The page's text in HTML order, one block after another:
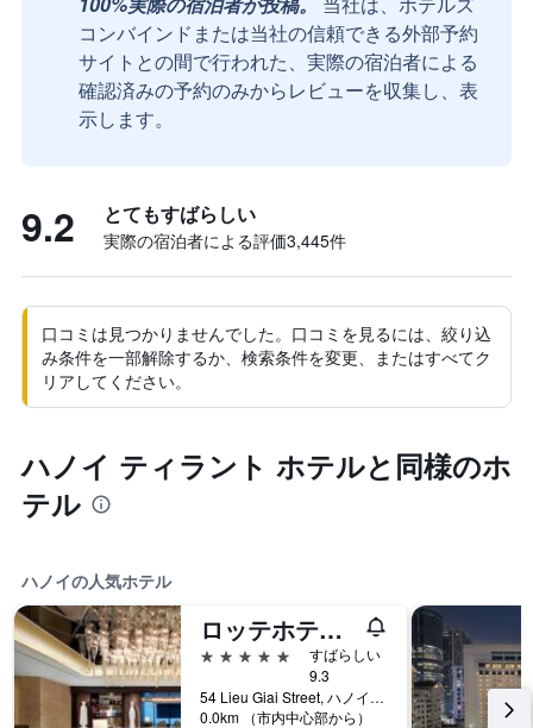
コンバインドまたは当社の信頼できる外部予約
サイトとの間で行われた、実際の宿泊者による
確認済みの予約のみからレビューを収集し、表
示します。
9.2 とてもすばらしい
実際の宿泊者による評価3,445​件
口コミは見つかりませんでした。口コミを見るには、絞り込
み条件を一部解除するか、検索条件を変更、またはすべてク
リアしてください。
ハノイ ティラント ホテルと同様のホ
テル
ハノイの人気ホテル
ロッテホテル ハノイ
5つ星
すばらしい
9.3
54 Lieu Giai Street, ハノイ, ベトナム
0.0km （市内中心部から）